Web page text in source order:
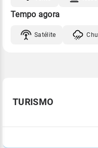
Tempo agora
Satélite
TURISMO